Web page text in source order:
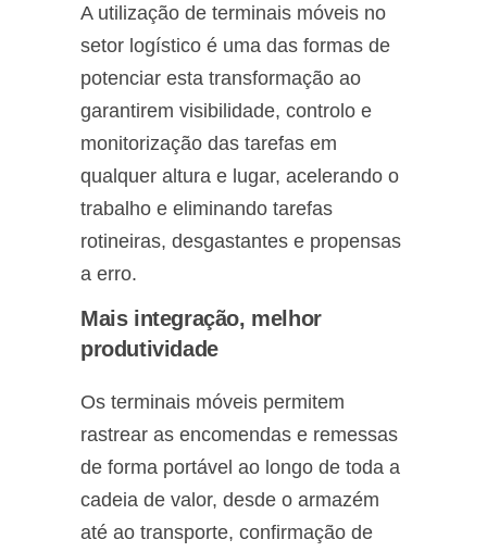
A utilização de terminais móveis no
setor logístico é uma das formas de
potenciar esta transformação ao
garantirem visibilidade, controlo e
monitorização das tarefas em
qualquer altura e lugar, acelerando o
trabalho e eliminando tarefas
rotineiras, desgastantes e propensas
a erro.
Mais integração, melhor
produtividade
Os terminais móveis permitem
rastrear as encomendas e remessas
de forma portável ao longo de toda a
cadeia de valor, desde o armazém
até ao transporte, confirmação de